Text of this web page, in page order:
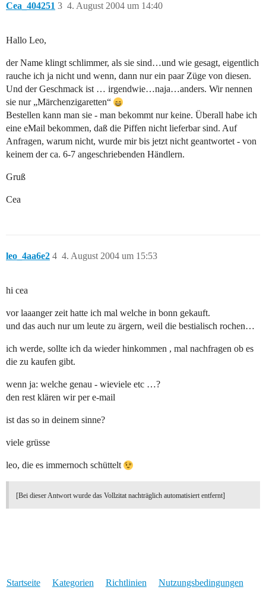
Cea_404251 4. August 2004 um 14:40
3
Hallo Leo,
der Name klingt schlimmer, als sie sind…und wie gesagt, eigentlich
rauche ich ja nicht und wenn, dann nur ein paar Züge von diesen.
Und der Geschmack ist … irgendwie…naja…anders. Wir nennen
sie nur „Märchenzigaretten“
Bestellen kann man sie - man bekommt nur keine. Überall habe ich
eine eMail bekommen, daß die Piffen nicht lieferbar sind. Auf
Anfragen, warum nicht, wurde mir bis jetzt nicht geantwortet - von
keinem der ca. 6-7 angeschriebenden Händlern.
Gruß
Cea
leo_4aa6e2 4. August 2004 um 15:53
4
hi cea
vor laaanger zeit hatte ich mal welche in bonn gekauft.
und das auch nur um leute zu ärgern, weil die bestialisch rochen…
ich werde, sollte ich da wieder hinkommen , mal nachfragen ob es
die zu kaufen gibt.
wenn ja: welche genau - wieviele etc …?
den rest klären wir per e-mail
ist das so in deinem sinne?
viele grüsse
leo, die es immernoch schüttelt
[Bei dieser Antwort wurde das Vollzitat nachträglich automatisiert entfernt]
Startseite Kategorien Richtlinien Nutzungsbedingungen